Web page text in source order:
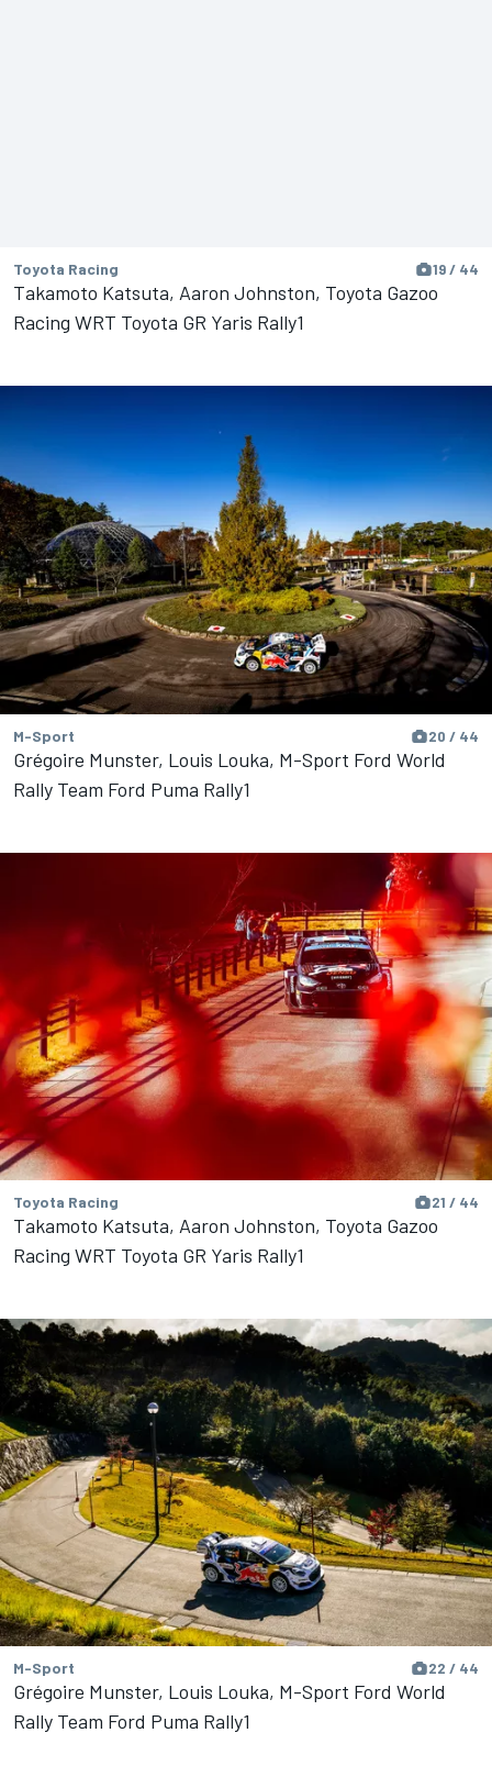
Toyota Racing 19 / 44
Takamoto Katsuta, Aaron Johnston, Toyota Gazoo
Racing WRT Toyota GR Yaris Rally1
M-Sport 20 / 44
Grégoire Munster, Louis Louka, M-Sport Ford World
Rally Team Ford Puma Rally1
Toyota Racing 21 / 44
Takamoto Katsuta, Aaron Johnston, Toyota Gazoo
Racing WRT Toyota GR Yaris Rally1
M-Sport 22 / 44
Grégoire Munster, Louis Louka, M-Sport Ford World
Rally Team Ford Puma Rally1